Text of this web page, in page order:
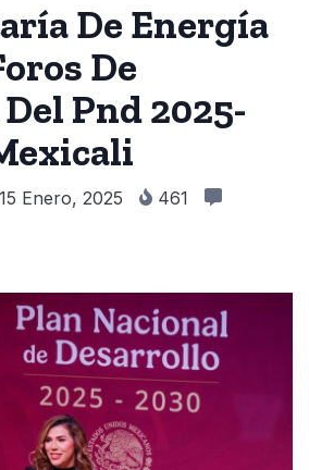
De Energía
De
Pnd 2025-
15 Enero, 2025
461